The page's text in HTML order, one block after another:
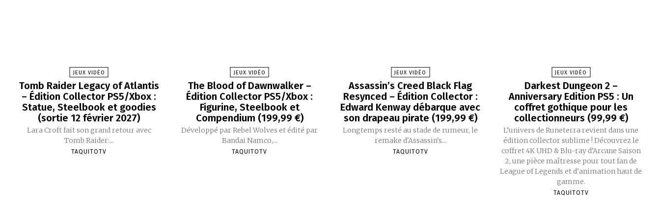
JEUX VIDÉO
Tomb Raider Legacy of Atlantis
– Édition Collector PS5/Xbox :
Statue, Steelbook et goodies
(sortie 12 février 2027)
Lara Croft fait son grand retour avec
Tomb Raider:...
TAQUITOTV
JEUX VIDÉO
The Blood of Dawnwalker –
Édition Collector PS5/Xbox :
Figurine, Steelbook et
Compendium (199,99 €)
Développé par Rebel Wolves et édité par
Bandai Namco,...
TAQUITOTV
JEUX VIDÉO
Assassin’s Creed Black Flag
Resynced – Édition Collector :
Edward Kenway débarque avec
son drapeau pirate (199,99 €)
Longtemps resté au stade de rumeur, le
remake d'Assassin's...
TAQUITOTV
JEUX VIDÉO
Darkest Dungeon 2 –
Anniversary Edition PS5 : Un
coffret gothique pour les
collectionneurs (99,99 €)
L’univers de Runeterra revient dans une
édition collector sublime ! Découvrez le
coffret 4K UHD & Blu-ray d’Arcane Saison
2, une pièce maîtresse pour tout fan de
League of Legends et d’animation haut de
gamme.
TAQUITOTV